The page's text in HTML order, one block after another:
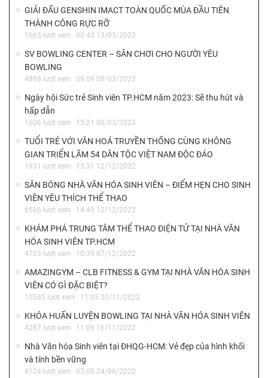
GIẢI ĐẤU GENSHIN IMACT TOÀN QUỐC MÙA ĐẦU TIÊN
THÀNH CÔNG RỰC RỠ
1665 lượt xem 00:43 13/03/2023
SV BOWLING CENTER – SÂN CHƠI CHO NGƯỜI YÊU
BOWLING
4888 lượt xem 09:09 08/03/2023
Ngày hội Sức trẻ Sinh viên TP.HCM năm 2023: Sẽ thu hút và
hấp dẫn
1606 lượt xem 15:21 06/03/2023
TUỔI TRẺ VỚI VĂN HOÁ TRUYỀN THỐNG CÙNG KHÔNG
GIAN TRIỂN LÃM 54 DÂN TỘC VIỆT NAM ĐỘC ĐÁO
1931 lượt xem 15:31 12/12/2022
SÂN BÓNG NHÀ VĂN HÓA SINH VIÊN – ĐIỂM HẸN CHO SINH
VIÊN YÊU THÍCH THỂ THAO
6586 lượt xem 14:49 12/12/2022
KHÁM PHÁ TRUNG TÂM THỂ THAO ĐIỆN TỬ TẠI NHÀ VĂN
HÓA SINH VIÊN TP.HCM
4703 lượt xem 10:39 07/12/2022
AMAZINGYM – CLB FITNESS & GYM TẠI NHÀ VĂN HÓA SINH
VIÊN CÓ GÌ ĐẶC BIỆT?
10583 lượt xem 11:05 20/11/2022
KHÓA HUẤN LUYỆN BOWLING TẠI NHÀ VĂN HÓA SINH VIÊN
4287 lượt xem 11:06 16/11/2022
Nhà Văn hóa Sinh viên tại ĐHQG-HCM: Vẻ đẹp của hình khối
và tính bền vững
8124 lượt xem 05:00 24/06/2020